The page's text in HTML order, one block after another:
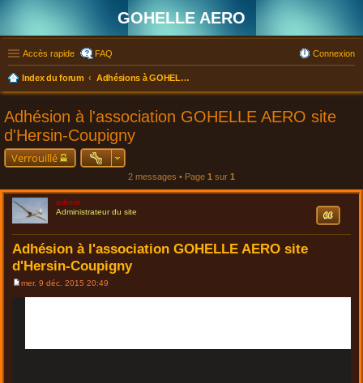
GOHELLE AERO
Accès rapide FAQ Connexion
Index du forum Adhésions à GOHELLE AERO. site d'Hersin-Coupigny ou d'Hervelinghen
Adhésion à l'association GOHELLE AERO site
d'Hersin-Coupigny
Verrouillé
2 messages • Page 1 sur 1
admin
Administrateur du site
Adhésion à l'association GOHELLE AERO site
d'Hersin-Coupigny
Citation
e
e
mer. 9 déc. 2015 20:49